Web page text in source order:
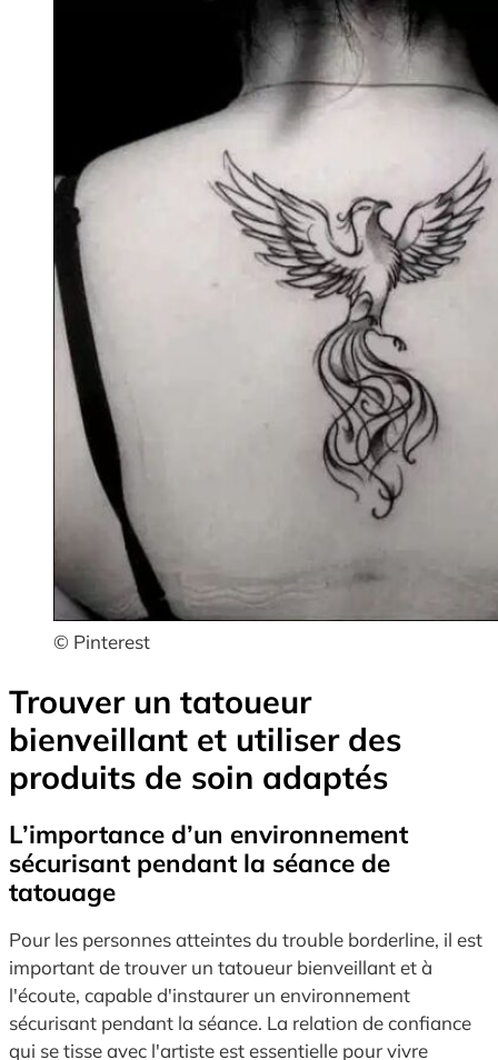
© Pinterest
Trouver un tatoueur
bienveillant et utiliser des
produits de soin adaptés
L’importance d’un environnement
sécurisant pendant la séance de
tatouage
Pour les personnes atteintes du trouble borderline, il est
important de trouver un tatoueur bienveillant et à
l'écoute, capable d'instaurer un environnement
sécurisant pendant la séance. La relation de confiance
qui se tisse avec l'artiste est essentielle pour vivre